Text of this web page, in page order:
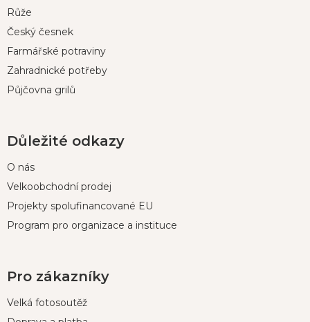
Růže
Český česnek
Farmářské potraviny
Zahradnické potřeby
Půjčovna grilů
Důležité odkazy
O nás
Velkoobchodní prodej
Projekty spolufinancované EU
Program pro organizace a instituce
Pro zákazníky
Velká fotosoutěž